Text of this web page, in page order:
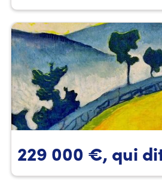
229 000 €, qui